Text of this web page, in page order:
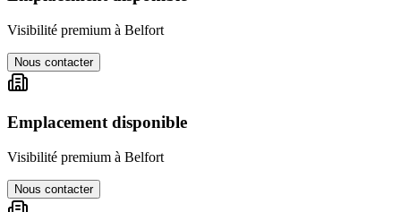
Visibilité premium à Belfort
Nous contacter
Emplacement disponible
Visibilité premium à Belfort
Nous contacter